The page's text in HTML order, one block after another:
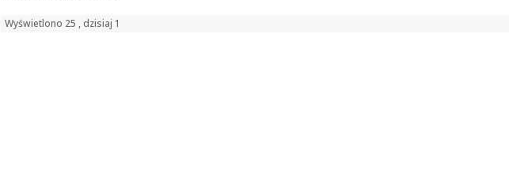
Wyświetlono 25 , dzisiaj 1